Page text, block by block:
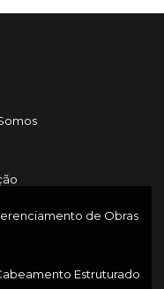
de Obras
Estruturado